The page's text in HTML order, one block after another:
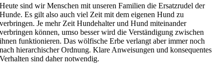
Heute sind wir Menschen mit unseren Familien die Ersatzrudel der
Hunde. Es gilt also auch viel Zeit mit dem eigenen Hund zu
verbringen. Je mehr Zeit Hundehalter und Hund miteinander
verbringen können, umso besser wird die Verständigung zwischen
ihnen funktionieren. Das wölfische Erbe verlangt aber immer noch
nach hierarchischer Ordnung. Klare Anweisungen und konsequentes
Verhalten sind daher notwendig.